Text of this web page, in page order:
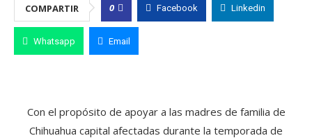
COMPARTIR 0 Facebook Linkedin
Whatsapp Email
Con el propósito de apoyar a las madres de familia de
Chihuahua capital afectadas durante la temporada de